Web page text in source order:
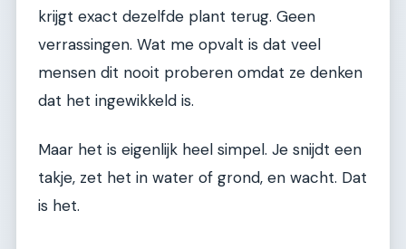
krijgt exact dezelfde plant terug. Geen
verrassingen. Wat me opvalt is dat veel
mensen dit nooit proberen omdat ze denken
dat het ingewikkeld is.
Maar het is eigenlijk heel simpel. Je snijdt een
takje, zet het in water of grond, en wacht. Dat
is het.